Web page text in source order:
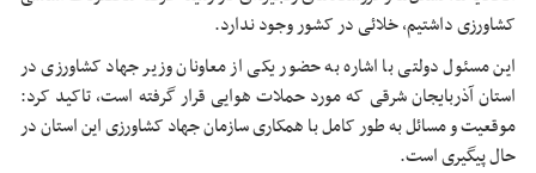
کشاورزی داشتیم، خلائی در کشور وجود ندارد.
این مسئول دولتی با اشاره به حضور یکی از معاونان وزیر جهاد کشاورزی در
استان آذربایجان شرقی که مورد حملات هوایی قرار گرفته است، تاکید کرد:
موقعیت و مسائل به طور کامل با همکاری سازمان جهاد کشاورزی این استان در
حال پیگیری است.